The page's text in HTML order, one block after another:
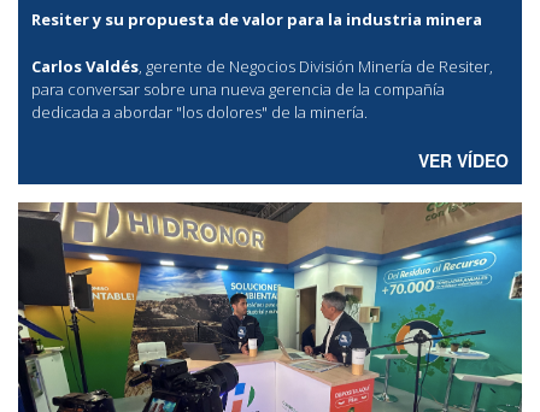
Resiter y su propuesta de valor para la industria minera
Carlos Valdés, gerente de Negocios División Minería de Resiter,
para conversar sobre una nueva gerencia de la compañía
dedicada a abordar "los dolores" de la minería.
VER VÍDEO